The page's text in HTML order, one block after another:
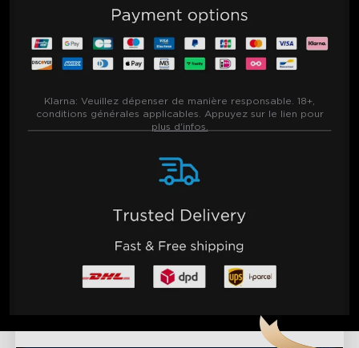
Klarna: Veuillez dépenser de manière responsable. 18+,
conditions générales applicables. Appuyez sur le lien pour
plus d'infos.